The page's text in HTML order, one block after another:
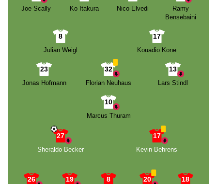
Joe Scally
Ko Itakura
Nico Elvedi
Ramy
Bensebaini
8
Julian Weigl
17
Kouadio Kone
23
Jonas Hofmann
32
Florian Neuhaus
13
Lars Stindl
10
Marcus Thuram
27
Sheraldo Becker
17
Kevin Behrens
26
19
8
20
18